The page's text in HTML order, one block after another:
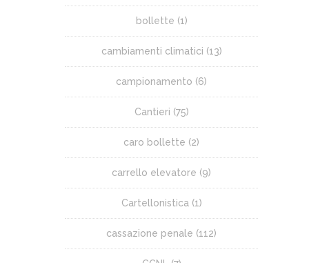
bollette (1)
cambiamenti climatici (13)
campionamento (6)
Cantieri (75)
caro bollette (2)
carrello elevatore (9)
Cartellonistica(1)
cassazione penale (112)